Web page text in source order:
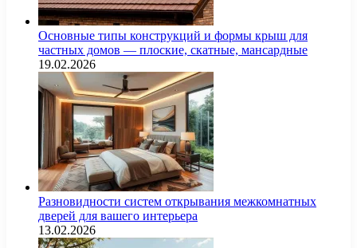
Основные типы конструкций и формы крыш для
частных домов — плоские, скатные, мансардные
19.02.2026
Разновидности систем открывания межкомнатных
дверей для вашего интерьера
13.02.2026